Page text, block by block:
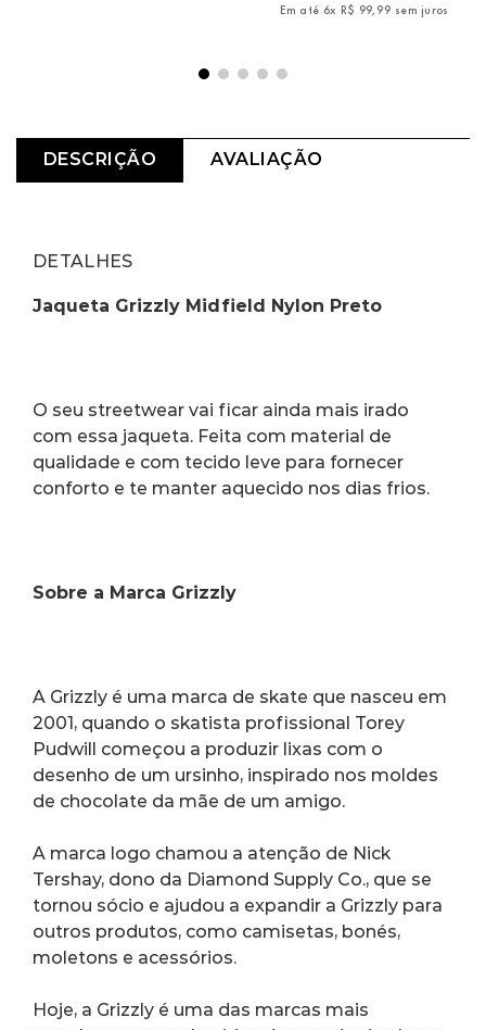
Em até 6x R$ 99, 99 sem juros
DESCRIÇÃO AVALIAÇÃO
DETALHES
Jaqueta Grizzly Midfield Nylon Preto
O seu streetwear vai ficar ainda mais irado
com essa jaqueta. Feita com material de
qualidade e com tecido leve para fornecer
conforto e te manter aquecido nos dias frios.
Sobre a Marca Grizzly
A Grizzly é uma marca de skate que nasceu em
2001, quando o skatista profissional Torey
Pudwill começou a produzir lixas com o
desenho de um ursinho, inspirado nos moldes
de chocolate da mãe de um amigo.
A marca logo chamou a atenção de Nick
Tershay, dono da Diamond Supply Co., que se
tornou sócio e ajudou a expandir a Grizzly para
outros produtos, como camisetas, bonés,
moletons e acessórios.
Hoje, a Grizzly é uma das marcas mais